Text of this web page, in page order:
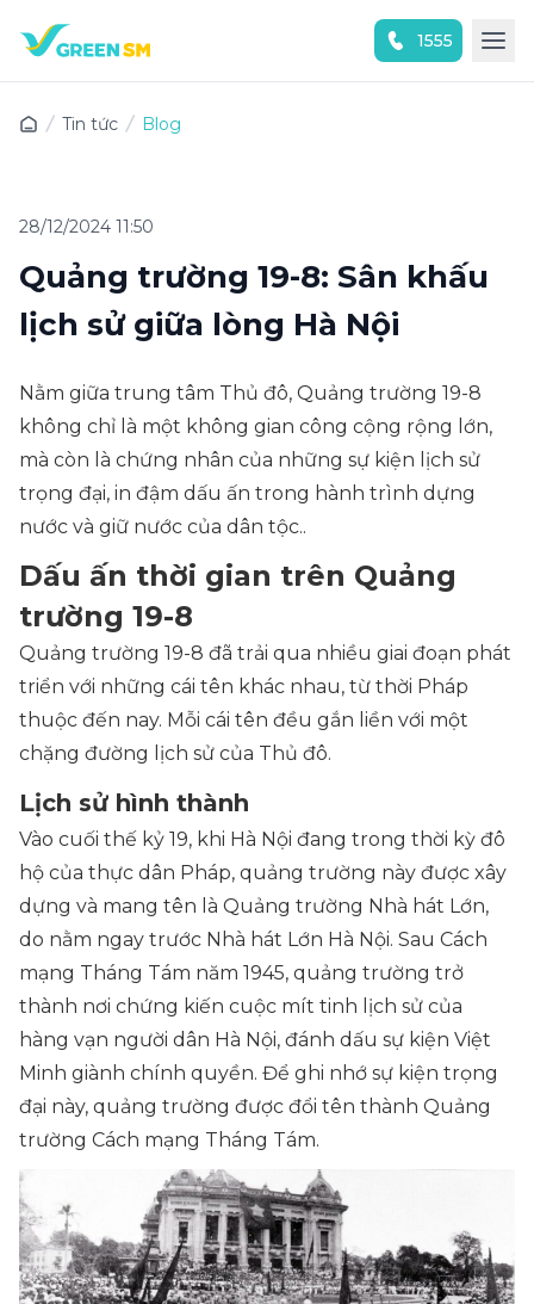
1555
Tin tức Blog
28/12/2024 11:50
Quảng trường 19-8: Sân khấu
lịch sử giữa lòng Hà Nội
Nằm giữa trung tâm Thủ đô, Quảng trường 19-8
không chỉ là một không gian công cộng rộng lớn,
mà còn là chứng nhân của những sự kiện lịch sử
trọng đại, in đậm dấu ấn trong hành trình dựng
nước và giữ nước của dân tộc..
Dấu ấn thời gian trên Quảng
trường 19-8
Quảng trường 19-8 đã trải qua nhiều giai đoạn phát
triển với những cái tên khác nhau, từ thời Pháp
thuộc đến nay. Mỗi cái tên đều gắn liền với một
chặng đường lịch sử của Thủ đô.
Lịch sử hình thành
Vào cuối thế kỷ 19, khi Hà Nội đang trong thời kỳ đô
hộ của thực dân Pháp, quảng trường này được xây
dựng và mang tên là Quảng trường Nhà hát Lớn,
do nằm ngay trước Nhà hát Lớn Hà Nội. Sau Cách
mạng Tháng Tám năm 1945, quảng trường trở
thành nơi chứng kiến cuộc mít tinh lịch sử của
hàng vạn người dân Hà Nội, đánh dấu sự kiện Việt
Minh giành chính quyền. Để ghi nhớ sự kiện trọng
đại này, quảng trường được đổi tên thành Quảng
trường Cách mạng Tháng Tám.